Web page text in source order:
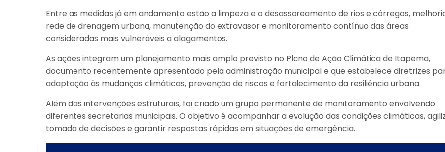
Entre as medidas já em andamento estão a limpeza e o desassoreamento de rios e córregos,
rede de drenagem urbana, manutenção do extravasor e monitoramento contínuo das áreas
consideradas mais vulneráveis a alagamentos.
As ações integram um planejamento mais amplo previsto no Plano de Ação Climática de Itapema,
documento recentemente apresentado pela administração municipal e que estabelece diretrizes
adaptação às mudanças climáticas, prevenção de riscos e fortalecimento da resiliência urbana.
Além das intervenções estruturais, foi criado um grupo permanente de monitoramento envolvendo
diferentes secretarias municipais. O objetivo é acompanhar a evolução das condições climáticas,
tomada de decisões e garantir respostas rápidas em situações de emergência.